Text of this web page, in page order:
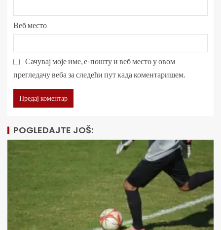
Веб место
Сачувај моје име, е-пошту и веб место у овом
прегледачу веба за следећи пут када коментаришем.
POGLEDAJTE JOŠ: